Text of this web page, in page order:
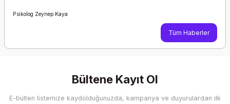
Psikolog Zeynep Kaya
Tüm Haberler
Bültene Kayıt Ol
E-bülten listemize kaydolduğunuzda, kampanya ve duyurulardan ilk